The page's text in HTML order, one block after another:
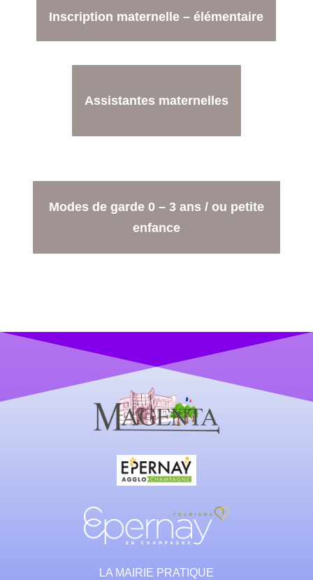
Inscription maternelle – élémentaire
Assistantes maternelles
Modes de garde 0 – 3 ans / ou petite
enfance
LA MAIRIE PRATIQUE